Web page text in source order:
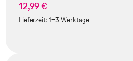
12,99 €
Lieferzeit:1-3 Werktage